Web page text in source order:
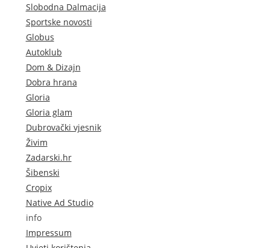
Slobodna Dalmacija
Sportske novosti
Globus
Autoklub
Dom & Dizajn
Dobra hrana
Gloria
Gloria glam
Dubrovački vjesnik
Živim
Zadarski.hr
Šibenski
Cropix
Native Ad Studio
info
Impressum